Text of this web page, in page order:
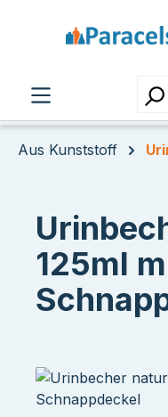
Aus Kunststoff
125ml